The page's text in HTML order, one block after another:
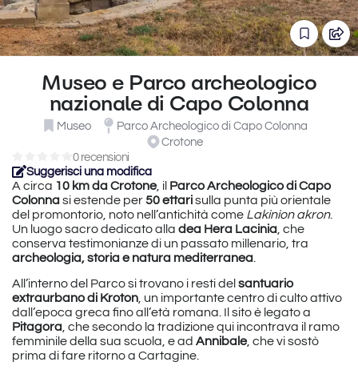
Museo e Parco archeologico
nazionale di Capo Colonna
Museo
Parco Archeologico di Capo Colonna
Crotone
0 recensioni
Suggerisci una modifica
A circa 10 km da Crotone, il Parco Archeologico di Capo
Colonnasi estende per50 ettarisulla punta più orientale
del promontorio, noto nell’antichità come Lakinion akron.
Un luogo sacro dedicato alla dea Hera Lacinia , che
conserva testimonianze di un passato millenario, tra
archeologia, storia e natura mediterranea
All’interno del Parco si trovano i resti del santuario
extraurbano di Kroton, un importante centro di culto attivo
dall’epoca greca fino all’età romana. Il sito è legato a
Pitagora, che secondo la tradizione qui incontrava il ramo
femminile della sua scuola, e ad Annibale, che vi sostò
prima di fare ritorno a Cartagine.